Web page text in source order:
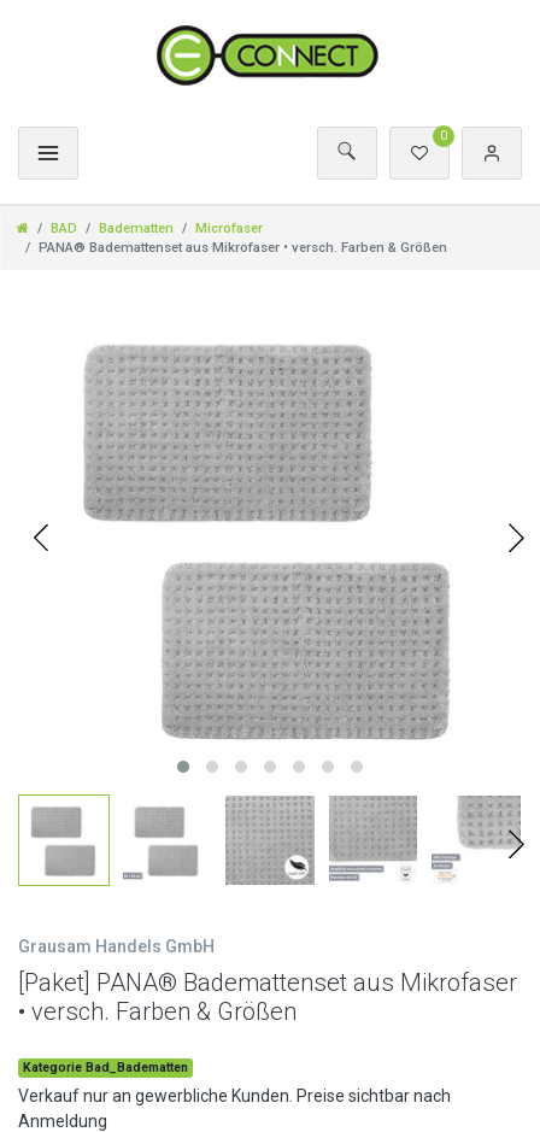
0
BAD Badematten
Microfaser
PANA® Bademattenset aus Mikrofaser • versch. Farben & Größen
Grausam Handels GmbH
[Paket] PANA® Bademattenset aus Mikrofaser
• versch. Farben & Größen
Kategorie Bad_Badematten
Verkauf nur an gewerbliche Kunden. Preise sichtbar nach
Anmeldung